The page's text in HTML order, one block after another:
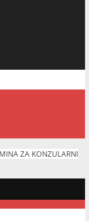
ZA KONZULARNI